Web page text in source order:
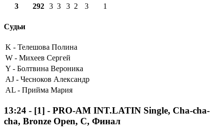
3
292 3 3 3 2 3 1
Судьи
K - Телешова Полина
W - Михеев Сергей
Y - Болтвина Вероника
AJ - Чесноков Александр
AL - Прийма Мария
13:24 - [1] - PRO-AM INT.LATIN Single, Cha-cha-
cha, Bronze Open, C, Финал